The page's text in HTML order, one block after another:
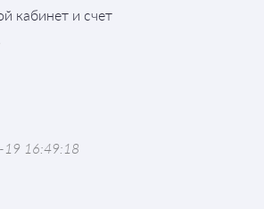
кабинет и счет
16:49:18